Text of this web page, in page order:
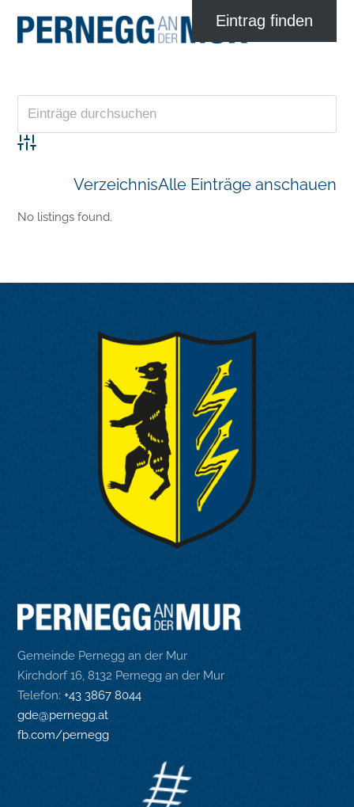
Advanced Search
VerzeichnisAlle Einträge anschauen
No listings found.
Gemeinde Pernegg an der Mur
Kirchdorf 16, 8132 Pernegg an der Mur
Telefon:+43 3867 8044
gde@pernegg.at
fb.com/pernegg